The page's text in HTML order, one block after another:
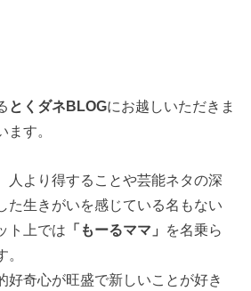
とくダネBLOGにお越しいただきま
ます。
人より得することや芸能ネタの深
た生きがいを感じている名もない
ト上では 「もーるママ」 を名乗ら
好奇心が旺盛で新しいことが好き